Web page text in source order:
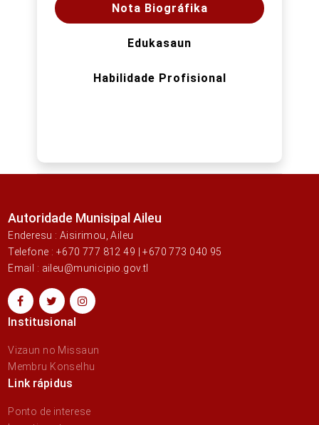
Nota Biográfika
Edukasaun
Habilidade Profisional
Autoridade Munisipal Aileu
Enderesu : Aisirimou, Aileu
Telefone : +670 777 812 49 | +670 773 040 95
Email : aileu@municipio.gov.tl
Institusional
Vizaun no Missaun
Membru Konselhu
Link rápidus
Ponto de interese